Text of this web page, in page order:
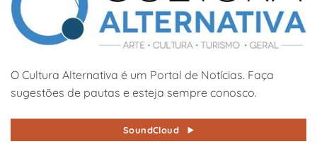
O Cultura Alternativa é um Portal de Notícias. Faça
sugestões de pautas e esteja sempre conosco.
SoundCloud